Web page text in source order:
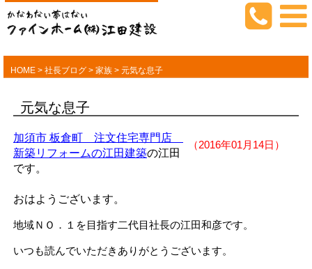
HOME > 社長ブログ > 家族 > 元気な息子
元気な息子
（2016年01月14日）
加須市 板倉町 注文住宅専門店
新築リフォームの江田建築の江田
です。
おはようございます。
地域ＮＯ．１を目指す二代目社長の江田和彦です。
いつも読んでいただきありがとうございます。